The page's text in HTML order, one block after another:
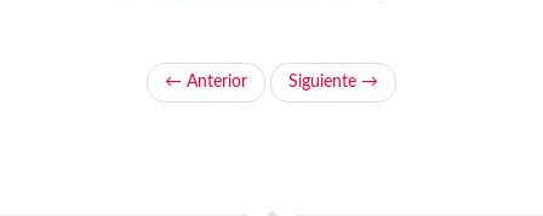
← Anterior Siguiente →